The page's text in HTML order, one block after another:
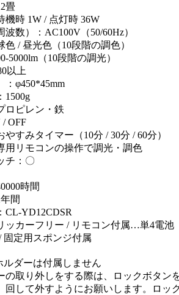
畳
機時 1W / 点灯時 36W
波数）：AC100V（50/60Hz）
色 / 昼光色（10段階の調色）
5000lm（10段階の調光）
以上
：φ450*45mm
1500g
ロピレン・鉄
OFF
やすみタイマー（10分 / 30分 / 60分）
用リモコンの操作で調光・調色
チ：〇
時間
間
CL-YD12CDSR
ッカーフリー / リモコン付属…単4電池
固定用スポンジ付属
ダーは付属しません
の取り外しをする際は、ロックボタン
回して外すようにお願いします。ロッ